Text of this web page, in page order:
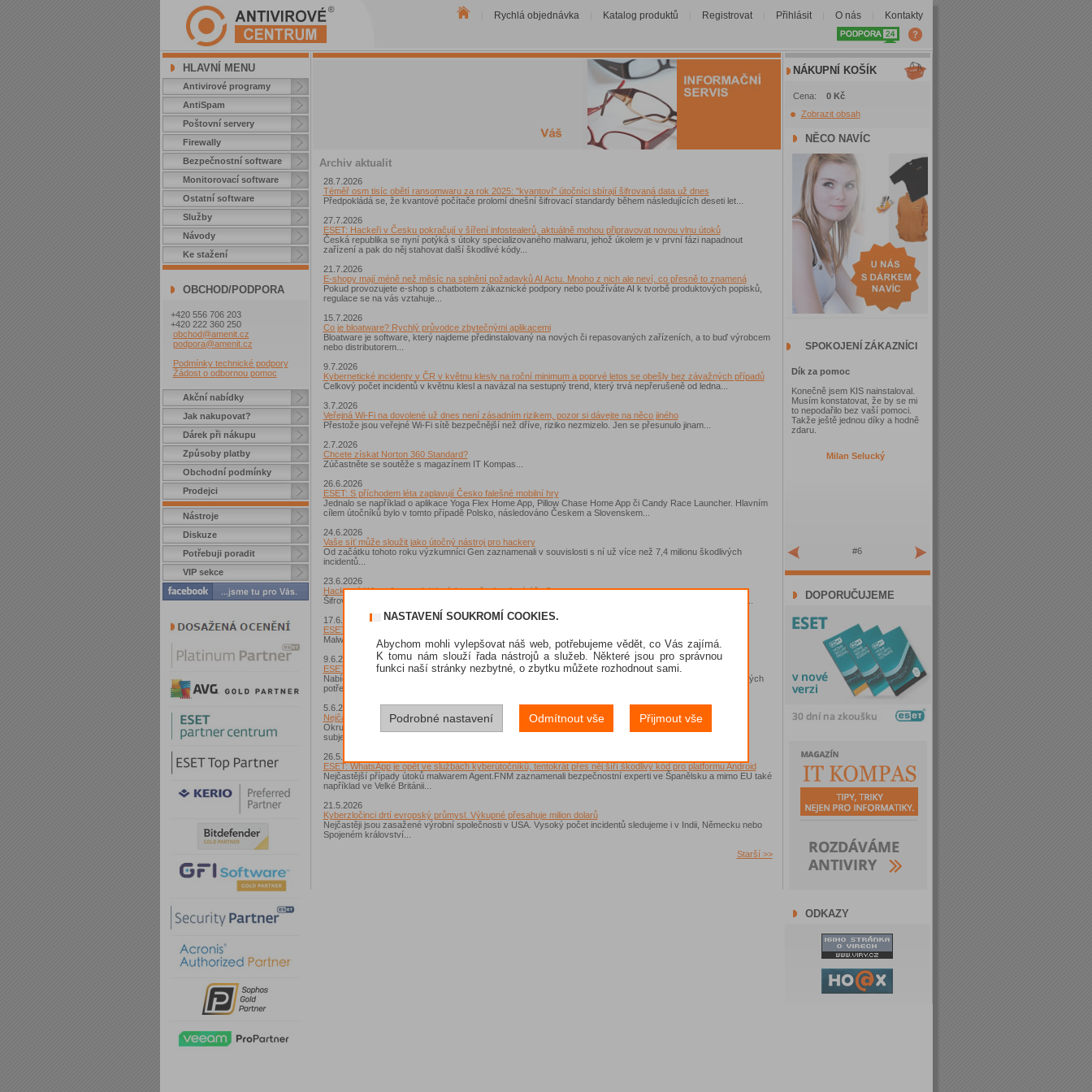
Rychlá objednávka Katalog produktů Registrovat Přihlásit O nás Kontakty
HLAVNÍ MENU
Antivirové programy
AntiSpam
Poštovní servery
Firewally
Bezpečnostní software
Monitorovací software
Ostatní software
Služby
Návody
Ke stažení
OBCHOD/PODPORA
+420 556 706 203
+420 222 360 250
obchod@amenit.cz
podpora@amenit.cz
Podmínky technické podpory
Žádost o odbornou pomoc
Akční nabídky
Jak nakupovat?
Dárek při nákupu
Způsoby platby
Obchodní podmínky
Prodejci
Nástroje
Diskuze
Potřebuji poradit
VIP sekce
Archiv aktualit
28.7.2026
Téměř osm tisíc obětí ransomwaru za rok 2025: "kvantoví" útočníci sbírají šifrovaná data už dnes
Předpokládá se, že kvantové počítače prolomí dnešní šifrovací standardy během následujících deseti let...
27.7.2026
ESET: Hackeři v Česku pokračují v šíření infostealerů, aktuálně mohou připravovat novou vlnu útoků
Česká republika se nyní potýká s útoky specializovaného malwaru, jehož úkolem je v první fázi napadnout
zařízení a pak do něj stahovat další škodlivé kódy...
21.7.2026
E-shopy mají méně než měsíc na splnění požadavků AI Actu. Mnoho z nich ale neví, co přesně to znamená
Pokud provozujete e-shop s chatbotem zákaznické podpory nebo používáte AI k tvorbě produktových popisků,
regulace se na vás vztahuje...
15.7.2026
Co je bloatware? Rychlý průvodce zbytečnými aplikacemi
Bloatware je software, který najdeme předinstalovaný na nových či repasovaných zařízeních, a to buď výrobcem
nebo distributorem...
9.7.2026
Kybernetické incidenty v ČR v květnu klesly na roční minimum a poprvé letos se obešly bez závažných případů
Celkový počet incidentů v květnu klesl a navázal na sestupný trend, který trvá nepřerušeně od ledna...
3.7.2026
Veřejná Wi-Fi na dovolené už dnes není zásadním rizikem, pozor si dávejte na něco jiného
Přestože jsou veřejné Wi-Fi sítě bezpečnější než dříve, riziko nezmizelo. Jen se přesunulo jinam...
2.7.2026
Chcete získat Norton 360 Standard?
Zúčastněte se soutěže s magazínem IT Kompas...
26.6.2026
ESET: S příchodem léta zaplavují Česko falešné mobilní hry
Jednalo se například o aplikace Yoga Flex Home App, Pillow Chase Home App či Candy Race Launcher. Hlavním
cílem útočníků bylo v tomto případě Polsko, následováno Českem a Slovenskem...
24.6.2026
Vaše síť může sloužit jako útočný nástroj pro hackery
Od začátku tohoto roku výzkumníci Gen zaznamenali v souvislosti s ní už více než 7,4 milionu škodlivých
incidentů...
23.6.2026
Hacknutý WhatsApp aneb jak získat zpět ukradený účet?
Šifrované komunikační aplikace jako WhatsApp kyberútočníky lákají, protože skrývají důvěrné konverzace...
17.6.2026
ESET: V Česku narůstají útoky malwarem první linie, experti varují před škodlivým kódem ModiLoader
Malware CloudEyE se v Česku šíří především v podobě škodlivé přílohy v podvodných e-mailech...
9.6.2026
ESET představil bezpečnostní řešení pro velké organizace, vládní sektor a kritickou infrastrukturu
Nabídka ESET PRIVATE je modulární – zákazník si nevybírá jedno řešení, ale sestavuje kombinaci podle svých
potřeb...
5.6.2026
Nejčastější opomenutí a nedorozumění při implementaci nového zákona o kybernetické bezpečnosti
Okruh povinných subjektů, na které nový ZOKB dopadá, se podstatně rozšířil a celá řada „regulovaných
subjektů“ o tom někdy ani neví...
26.5.2026
ESET: WhatsApp je opět ve službách kyberútočníků, tentokrát přes něj šíří škodlivý kód pro platformu Android
Nejčastější případy útoků malwarem Agent.FNM zaznamenali bezpečnostní experti ve Španělsku a mimo EU také
například ve Velké Británii...
21.5.2026
Kyberzločinci drtí evropský průmysl. Výkupné přesahuje milion dolarů
Nejčastěji jsou zasažené výrobní společnosti v USA. Vysoký počet incidentů sledujeme i v Indii, Německu nebo
Spojeném království...
Starší >>
NÁKUPNÍ KOŠÍK
Cena: 0 Kč
Zobrazit obsah
NĚCO NAVÍC
SPOKOJENÍ ZÁKAZNÍCI
Dík za pomoc
Konečně jsem KIS nainstaloval.
Musím konstatovat, že by se mi
to nepodařilo bez vaší pomoci.
Takže ještě jednou díky a hodně
zdaru.
Milan Selucký
#6
DOPORUČUJEME
ODKAZY
NASTAVENÍ SOUKROMÍ COOKIES.
Abychom mohli vylepšovat náš web, potřebujeme vědět, co Vás zajímá.
K tomu nám slouží řada nástrojů a služeb. Některé jsou pro správnou
funkci naší stránky nezbytné, o zbytku můžete rozhodnout sami.
Podrobné nastavení Odmítnout vše Přijmout vše